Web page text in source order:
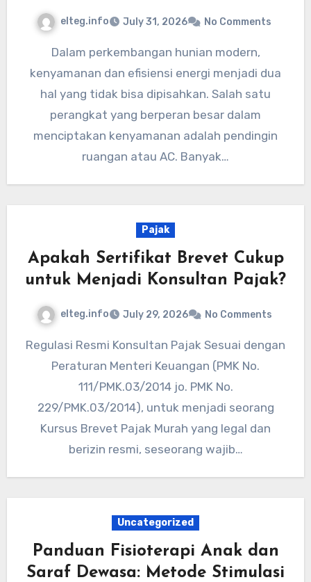
elteg.info July 31, 2026 No Comments
Dalam perkembangan hunian modern,
kenyamanan dan efisiensi energi menjadi dua
hal yang tidak bisa dipisahkan. Salah satu
perangkat yang berperan besar dalam
menciptakan kenyamanan adalah pendingin
ruangan atau AC. Banyak…
Pajak
Apakah Sertifikat Brevet Cukup
untuk Menjadi Konsultan Pajak?
elteg.info July 29, 2026 No Comments
Regulasi Resmi Konsultan Pajak Sesuai dengan
Peraturan Menteri Keuangan (PMK No.
111/PMK.03/2014 jo. PMK No.
229/PMK.03/2014), untuk menjadi seorang
Kursus Brevet Pajak Murah yang legal dan
berizin resmi, seseorang wajib…
Uncategorized
Panduan Fisioterapi Anak dan
Saraf Dewasa: Metode Stimulasi